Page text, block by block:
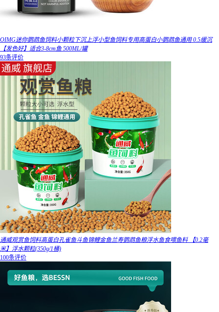
OIMG迷你鹦鹉鱼饲料小颗粒下沉上浮小型鱼饲料专用高蛋白小鹦鹉鱼通用 0.5缓沉
【发色好】适合3-8cm鱼 500ML/罐
93条评价
通威观赏鱼饲料高蛋白孔雀鱼斗鱼锦鲤金鱼兰寿鹦鹉鱼粮浮水鱼食喂鱼料 【0.2毫
米】浮水颗粒(350g/1桶)
100条评价